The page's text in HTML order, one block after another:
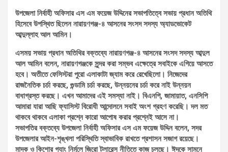
উপজেলা নির্বাহী অফিসার এস এম ফয়েজ উদ্দিনের সভাপতিত্বে সভায় প্রধান অতিথি
হিসেবে উপস্থিত ছিলেন নারায়ণগঞ্জ-৪ আসনের সংসদ সদস্য অ্যাডভোকেট
আব্দুল্লাহ আল আমিন।
‎এসময় সভায় প্রধান অতিথির বক্তব্যে নারায়ণগঞ্জ-৪ আসনের সংসদ সদস্য আব্দুল
আল আমিন বলেন, নারায়ণগঞ্জকে সুন্দর করা সম্ভব এক্ষেত্রে সবাইকে এগিয়ে আসতে
হবে। অতীতে ফেসিস্টরা পুরো এলাকাটা জ্যাম করে রেখেছিলো। নিজেদের
রাজনৈতিক চর্চা করছে, গুন্ডামি চর্চা করছে, উন্নয়নের চর্চা করে নাই উন্নয়ন
বাধাগ্রস্ত করছে। এখন আমাদের এই সমস্যা নাই। বিএনপি, জামায়াত, এনসিপি
আমারা যারা আছি ফ্যাসিস্ট বিরোধী আন্দোলনে সবাই অংশ গ্রহণ করেছি। দল মত
থাকবে থাকবে এলাকা প্রশ্নে কারো আপোষ করার প্রশ্নেই আসে না।
সভাপতির বক্তব্যে উপজেলা নির্বাহী অফিসার এস এম ফয়েজ উদ্দিন বলেন, সদর
উপজেলার আইন-শৃঙ্খলা পরিস্থিতি স্বাভাবিক রাখতে প্রশাসন সজাগ রয়েছে।
মাদক ও কিশোর গ্যাং নির্মূলে জিরো টলারেন্স নীতিতে কাজ চলছে। ঈদকে সামনে